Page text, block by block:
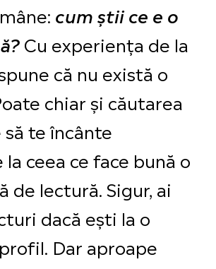
cum știi ce e o
Cu experiența de la
că nu există o
chiar și căutarea
te încânte
ceea ce face bună o
de lectură. Sigur, ai
dacă ești la o
Dar aproape